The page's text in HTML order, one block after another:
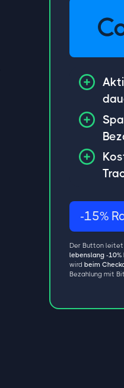
-15%
Der Button leitet
lebenslang -10%
wird beim
Bezahlung mit